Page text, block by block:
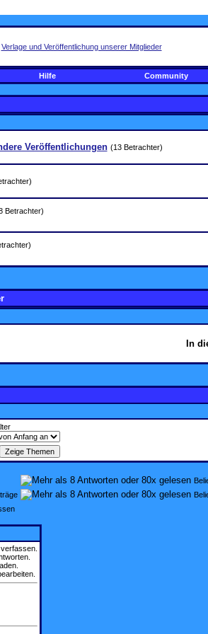
Verlage und Veröffentlichung unserer Mitglieder
Hilfe Community
Veröffentlichungen (13 Betrachter)
Betrachter)
In